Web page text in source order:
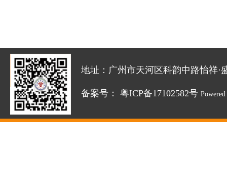
地址：广州市天河区科韵中路怡祥·
备案号： 粤ICP备17102582号